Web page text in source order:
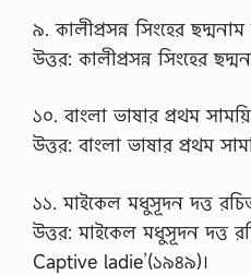
৯. কালীপ্রসন্ন সিংহের
উত্তর: কালীপ্রসন্ন সিংহের
১০. বাংলা ভাষার প্রথম
উত্তর: বাংলা ভাষার প্রথম
১১. মাইকেল মধুসূদন দত্ত
উত্তর: মাইকেল মধুসূদন দত্ত
Captive ladie’(১৯৪৯)।